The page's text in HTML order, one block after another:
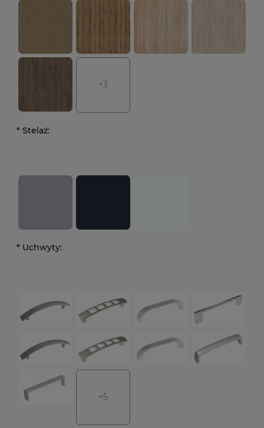
+3
* Stelaż:
* Uchwyty:
+5